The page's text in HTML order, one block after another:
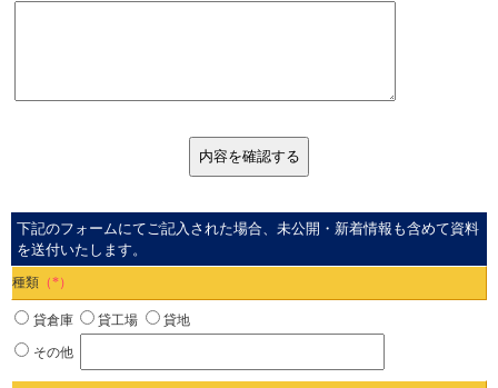
下記のフォームにてご記入された場合、未公開・新着情報も含めて資料
を送付いたします。
種類 （*）
貸倉庫 貸工場 貸地
その他